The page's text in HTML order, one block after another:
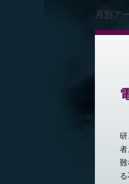
月別ア
研
者
難